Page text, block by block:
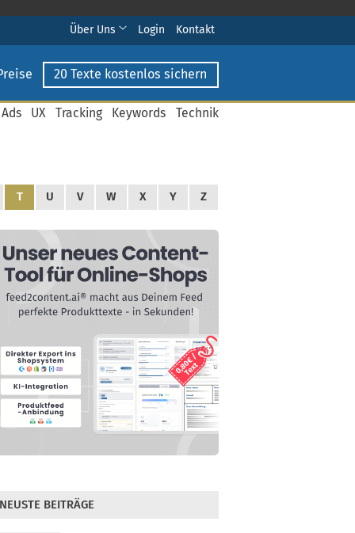
Über Uns Login Kontakt
20 Texte kostenlos sichern
UX Tracking Keywords Technik
T U V W X Y Z
NEUSTE BEITRÄGE